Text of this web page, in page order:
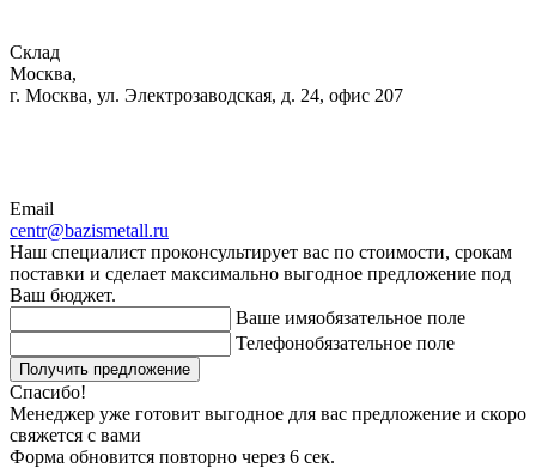
Склад
Москва,
г. Москва, ул. Электрозаводская, д. 24, офис 207
Email
centr@bazismetall.ru
Наш специалист проконсультирует вас по стоимости, срокам
поставки и сделает максимально выгодное предложение под
Ваш бюджет.
Ваше имяобязательное поле
Телефонобязательное поле
Получить предложение
Спасибо!
Менеджер уже готовит выгодное для вас предложение и скоро
свяжется с вами
Форма обновится повторно через 6 сек.